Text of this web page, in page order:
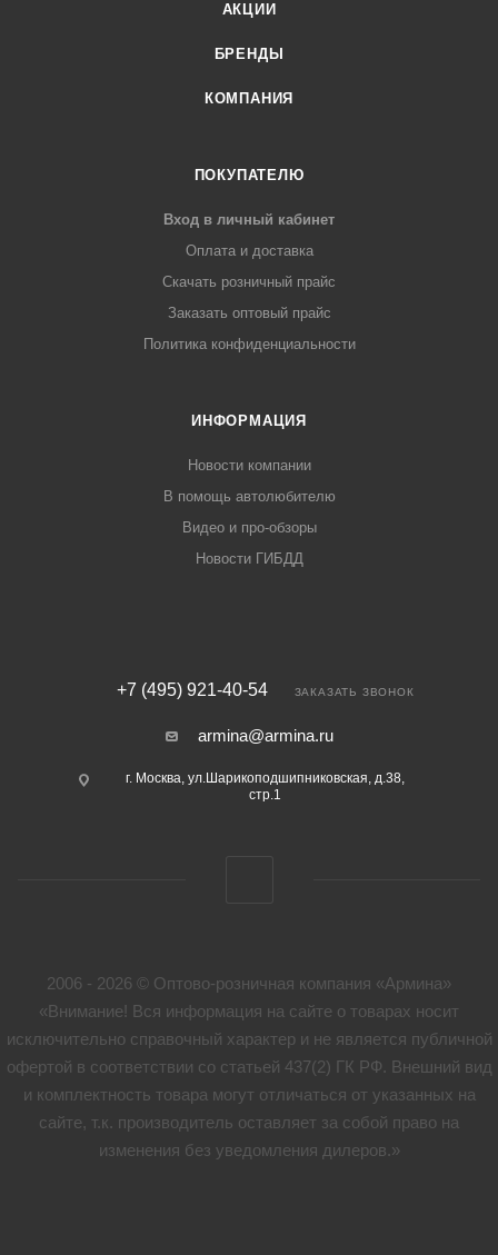
АКЦИИ
БРЕНДЫ
КОМПАНИЯ
ПОКУПАТЕЛЮ
Вход в личный кабинет
Оплата и доставка
Скачать розничный прайс
Заказать оптовый прайс
Политика конфиденциальности
ИНФОРМАЦИЯ
Новости компании
В помощь автолюбителю
Видео и про-обзоры
Новости ГИБДД
+7 (495) 921-40-54 ЗАКАЗАТЬ ЗВОНОК
armina@armina.ru
г. Москва, ул.Шарикоподшипниковская, д.38,
стр.1
2006 - 2026 © Оптово-розничная компания «Армина»
«Внимание! Вся информация на сайте о товарах носит
исключительно справочный характер и не является публичной
офертой в соответствии со статьей 437(2) ГК РФ. Внешний вид
и комплектность товара могут отличаться от указанных на
сайте, т.к. производитель оставляет за собой право на
изменения без уведомления дилеров.»